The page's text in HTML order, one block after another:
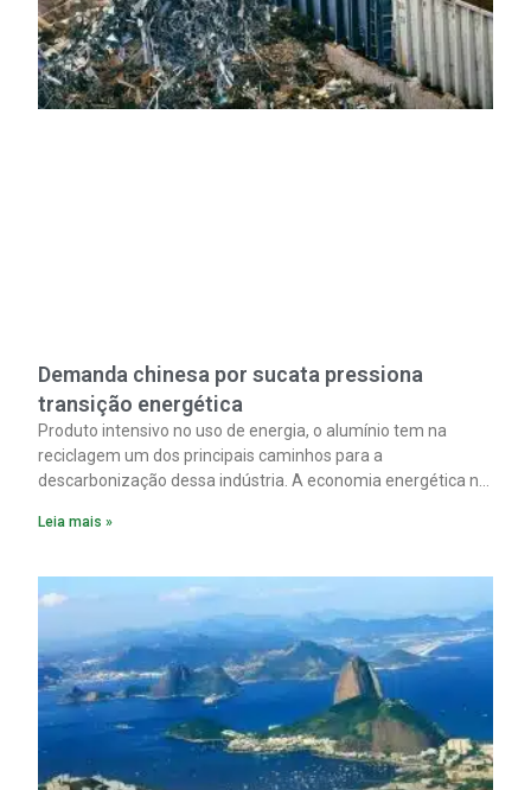
Demanda chinesa por sucata pressiona
transição energética
Produto intensivo no uso de energia, o alumínio tem na
reciclagem um dos principais caminhos para a
descarbonização dessa indústria. A economia energética na
material. A produção de um alumínio mais limpo, no entanto,
insumo, a sucata, devido, sobretudo, ao interesse chinês
pela matéria-prima.
Leia mais »